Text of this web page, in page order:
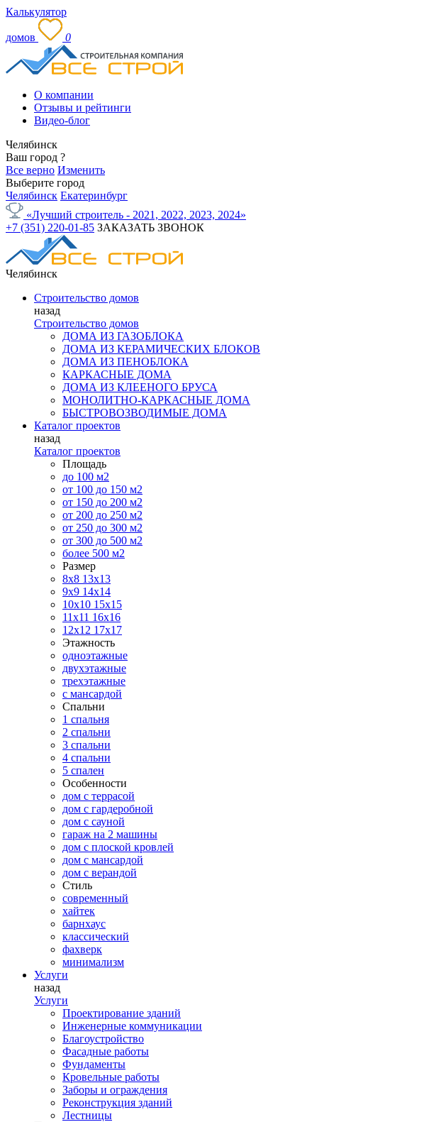
Калькулятор
домов 0
О компании
Отзывы и рейтинги
Видео-блог
Челябинск
Ваш город ?
Все верно Изменить
Выберите город
Челябинск Екатеринбург
«Лучший строитель - 2021, 2022, 2023, 2024»
+7 (351) 220-01-85 ЗАКАЗАТЬ ЗВОНОК
Челябинск
Строительство домов
назад
Строительство домов
ДОМА ИЗ ГАЗОБЛОКА
ДОМА ИЗ КЕРАМИЧЕСКИХ БЛОКОВ
ДОМА ИЗ ПЕНОБЛОКА
КАРКАСНЫЕ ДОМА
ДОМА ИЗ КЛЕЕНОГО БРУСА
МОНОЛИТНО-КАРКАСНЫЕ ДОМА
БЫСТРОВОЗВОДИМЫЕ ДОМА
Каталог проектов
назад
Каталог проектов
Площадь
до 100 м2
от 100 до 150 м2
от 150 до 200 м2
от 200 до 250 м2
от 250 до 300 м2
от 300 до 500 м2
более 500 м2
Размер
8х8 13х13
9х9 14х14
10х10 15х15
11x11 16х16
12х12 17х17
Этажность
одноэтажные
двухэтажные
трехэтажные
с мансардой
Спальни
1 спальня
2 спальни
3 спальни
4 спальни
5 спален
Особенности
дом с террасой
дом с гардеробной
дом с сауной
гараж на 2 машины
дом с плоской кровлей
дом с мансардой
дом с верандой
Стиль
современный
хайтек
барнхаус
классический
фахверк
минимализм
Услуги
назад
Услуги
Проектирование зданий
Инженерные коммуникации
Благоустройство
Фасадные работы
Фундаменты
Кровельные работы
Заборы и ограждения
Реконструкция зданий
Лестницы